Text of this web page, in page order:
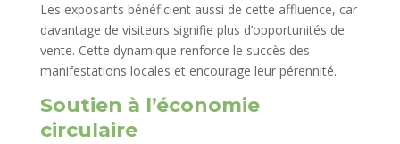
Les exposants bénéficient aussi de cette affluence, car
davantage de visiteurs signifie plus d’opportunités de
vente. Cette dynamique renforce le succès des
manifestations locales et encourage leur pérennité.
Soutien à l’économie
circulaire